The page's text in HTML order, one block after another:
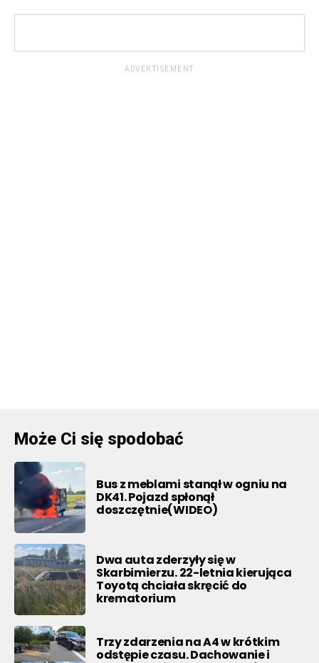
ADVERTISEMENT
Może Ci się spodobać
Bus z meblami stanął w ogniu na
DK41. Pojazd spłonął
doszczętnie(WIDEO)
Dwa auta zderzyły się w
Skarbimierzu. 22-letnia kierująca
Toyotą chciała skręcić do
krematorium
Trzy zdarzenia na A4 w krótkim
odstępie czasu. Dachowanie i